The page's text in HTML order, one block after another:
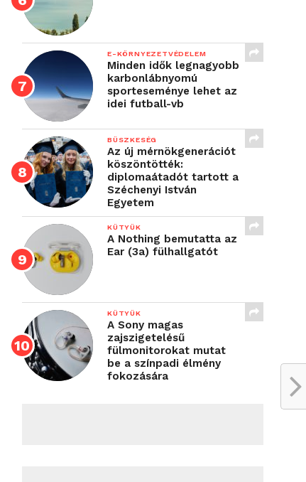
E-KÖRNYEZETVÉDELEM
Minden idők legnagyobb
karbonlábnyomú
sporteseménye lehet az
idei futball-vb
BÜSZKESÉG
Az új mérnökgenerációt
köszöntötték:
diplomaátadót tartott a
Széchenyi István
Egyetem
KÜTYÜK
A Nothing bemutatta az
Ear (3a) fülhallgatót
KÜTYÜK
A Sony magas
zajszigetelésű
fülmonitorokat mutat
be a színpadi élmény
fokozására